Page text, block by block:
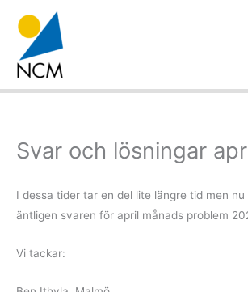
innehåll
Svar och lösningar
I dessa tider tar en del lite längre tid men nu
äntligen svaren för april månads problem
Vi tackar: